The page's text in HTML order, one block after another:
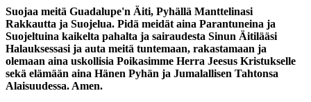
Suojaa meitä Guadalupe'n Äiti, Pyhällä Manttelinasi
Rakkautta ja Suojelua. Pidä meidät aina Parantuneina ja
Suojeltuina kaikelta pahalta ja sairaudesta Sinun Äitilääsi
Halauksessasi ja auta meitä tuntemaan, rakastamaan ja
olemaan aina uskollisia Poikasimme Herra Jeesus Kristukselle
sekä elämään aina Hänen Pyhän ja Jumalallisen Tahtonsa
Alaisuudessa. Amen.